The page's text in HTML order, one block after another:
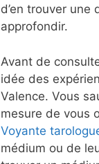
d’en trouver
approfondir.
Avant de
idée des
Valence. Vous
mesure de vous
Voyante
médium ou de